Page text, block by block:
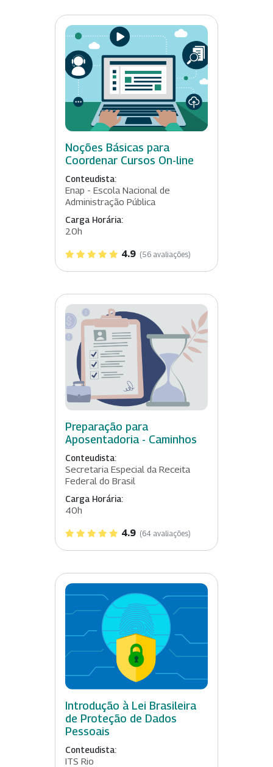
Noções Básicas para
Coordenar Cursos On-line
Conteudista:
Enap - Escola Nacional de
Administração Pública
Carga Horária:
20h
4.9 (56 avaliações)
Preparação para
Aposentadoria - Caminhos
Conteudista:
Secretaria Especial da Receita
Federal do Brasil
Carga Horária:
40h
4.9 (64 avaliações)
Introdução à Lei Brasileira
de Proteção de Dados
Pessoais
Conteudista:
ITS Rio